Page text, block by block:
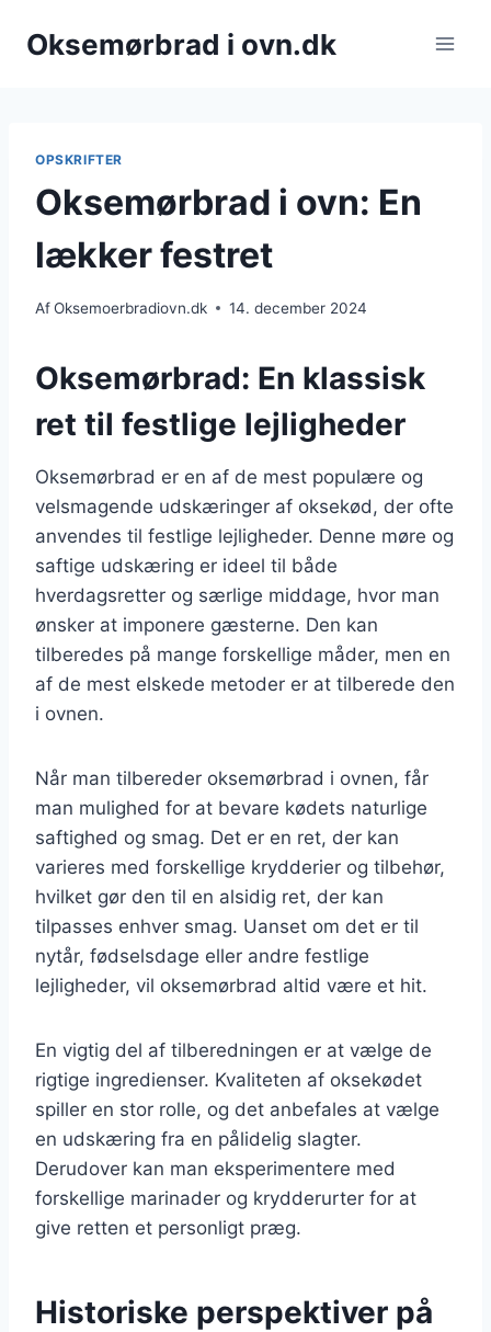
Oksemørbrad i ovn.dk
OPSKRIFTER
Oksemørbrad i ovn: En
lækker festret
AfOksemoerbradiovn.dk 14. december 2024
Oksemørbrad: En klassisk
ret til festlige lejligheder
Oksemørbrad er en af de mest populære og
velsmagende udskæringer af oksekød, der ofte
anvendes til festlige lejligheder. Denne møre og
saftige udskæring er ideel til både
hverdagsretter og særlige middage, hvor man
ønsker at imponere gæsterne. Den kan
tilberedes på mange forskellige måder, men en
af de mest elskede metoder er at tilberede den
i ovnen.
Når man tilbereder oksemørbrad i ovnen, får
man mulighed for at bevare kødets naturlige
saftighed og smag. Det er en ret, der kan
varieres med forskellige krydderier og tilbehør,
hvilket gør den til en alsidig ret, der kan
tilpasses enhver smag. Uanset om det er til
nytår, fødselsdage eller andre festlige
lejligheder, vil oksemørbrad altid være et hit.
En vigtig del af tilberedningen er at vælge de
rigtige ingredienser. Kvaliteten af oksekødet
spiller en stor rolle, og det anbefales at vælge
en udskæring fra en pålidelig slagter.
Derudover kan man eksperimentere med
forskellige marinader og krydderurter for at
give retten et personligt præg.
Historiske perspektiver på